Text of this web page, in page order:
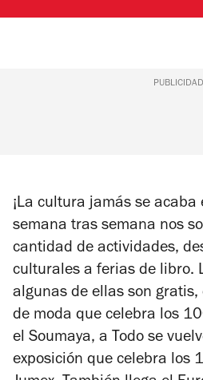
PUBLICIDAD
¡La cultura jamás se acaba
semana tras semana nos
cantidad de actividades,
culturales a ferias de libro.
algunas de ellas son
de moda que celebra los
el Soumaya, a Todo se
exposición que celebra los